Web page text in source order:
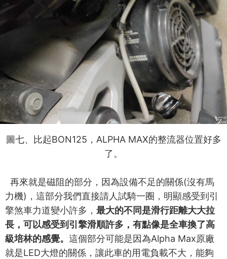
圖七、 比起BON125 ， ALPHA MAX的整流器位置好多
了。
再來就是磁阻的部分，因為設備不足的關係(沒有馬
力機) ，這部分我們直接請人試騎一圈，明顯感受到引
擎煞車力道變小許多， 最大的不同是滑行距離大大拉
長，可以感受到引擎滑順許多，有點像是全車換了高
級培林的感覺。 這個部分可能是因為Alpha Max原廠
就是LED大燈的關係，讓此車的用電負載不大，能夠